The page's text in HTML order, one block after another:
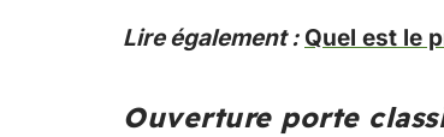
Lire également : Quel est le
Ouverture porte